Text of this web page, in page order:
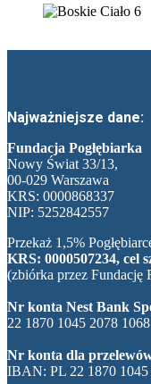
Najważniejsze dane:
Fundacja Pogłębiarka
Nowy Świat 33/13,
00-029 Warszawa
KRS: 0000868337
NIP: 5252842557
Przekaż 1,5%
KRS: 0000507234, cel
(zbiórka przez Fundację
Nr konta Nest Bank
22 1870 1045 2078
Nr konta dla
IBAN: PL 22 1870 1045